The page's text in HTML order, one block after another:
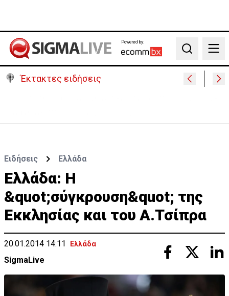
Powered by:
Search
Έκτακτες ειδήσεις
Ειδήσεις Ελλάδα
Ελλάδα: H
&quot;σύγκρουση&quot; της
Εκκλησίας και του Α.Τσίπρα
20.01.2014 14:11 Ελλάδα
SigmaLive